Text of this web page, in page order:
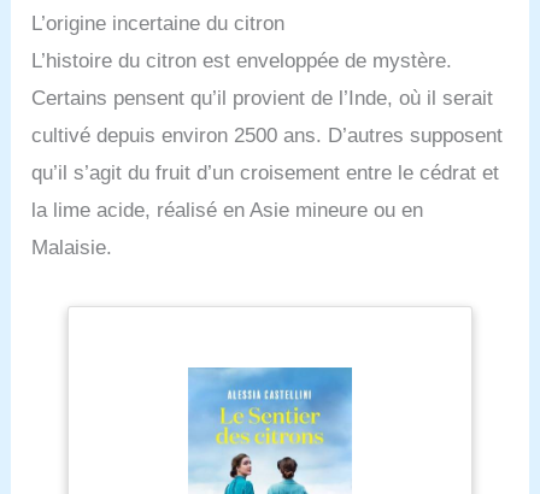
L’origine incertaine du citron
L’histoire du citron est enveloppée de mystère.
Certains pensent qu’il provient de l’Inde, où il serait
cultivé depuis environ 2500 ans. D’autres supposent
qu’il s’agit du fruit d’un croisement entre le cédrat et
la lime acide, réalisé en Asie mineure ou en
Malaisie.